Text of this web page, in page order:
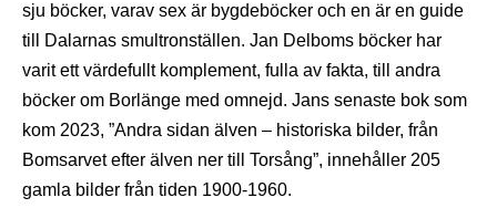
sju böcker, varav sex är bygdeböcker och en är en guide
till Dalarnas smultronställen. Jan Delboms böcker har
varit ett värdefullt komplement, fulla av fakta, till andra
böcker om Borlänge med omnejd. Jans senaste bok som
kom 2023, ”Andra sidan älven – historiska bilder, från
Bomsarvet efter älven ner till Torsång”, innehåller 205
gamla bilder från tiden 1900-1960.